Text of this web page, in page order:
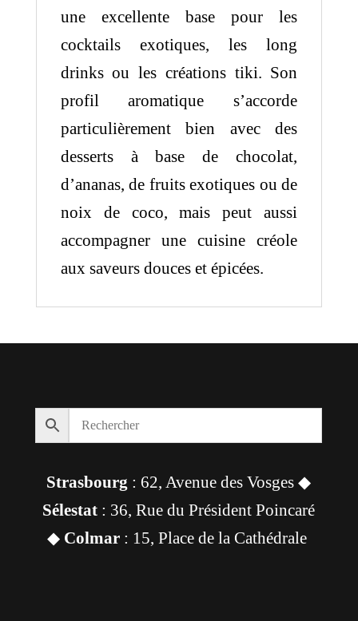
une excellente base pour les
cocktails exotiques, les long
drinks ou les créations tiki. Son
profil aromatique s’accorde
particulièrement bien avec des
desserts à base de chocolat,
d’ananas, de fruits exotiques ou de
noix de coco, mais peut aussi
accompagner une cuisine créole
aux saveurs douces et épicées.
Strasbourg : 62, Avenue des Vosges ◆
Sélestat : 36, Rue du Président Poincaré
◆ Colmar: 15, Place de la Cathédrale